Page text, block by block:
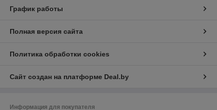
График работы
Полная версия сайта
Политика обработки cookies
Сайт создан на платформе Deal.by
Информация для покупателя